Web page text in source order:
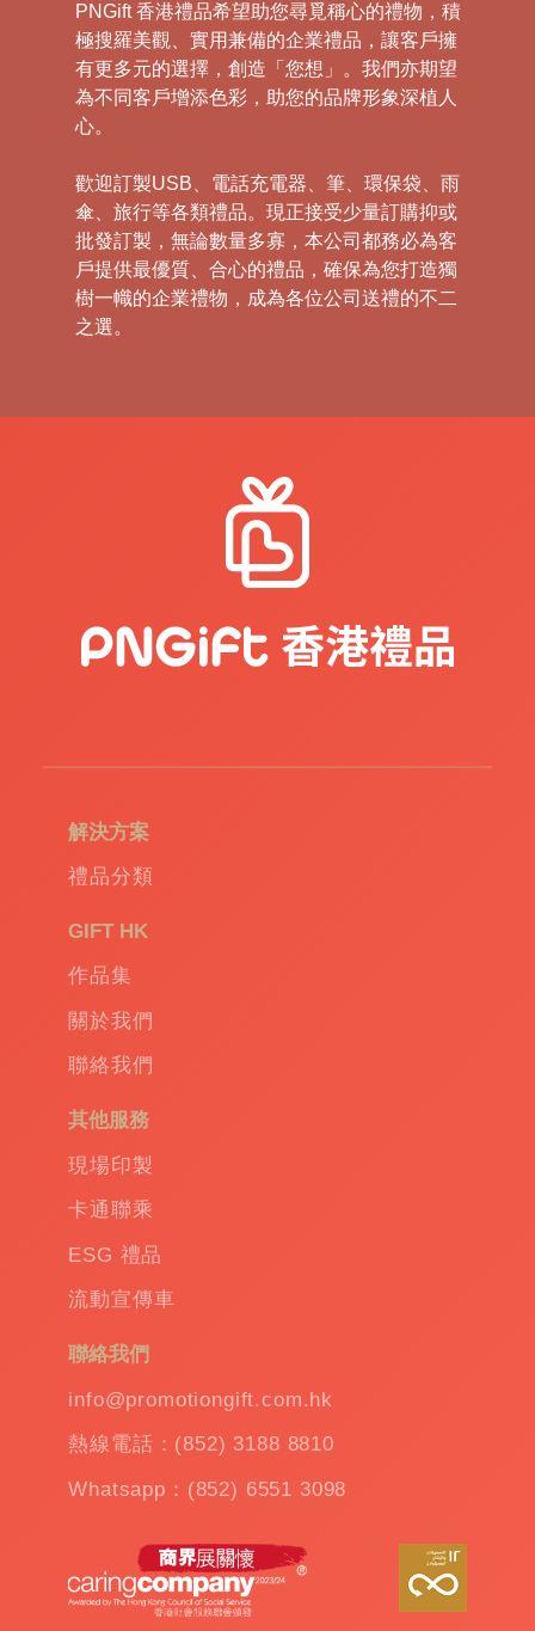
PNGift 香港禮品希望助您尋覓稱心的禮物，積
極搜羅美觀、實用兼備的企業禮品，讓客戶擁
有更多元的選擇，創造「您想」。我們亦期望
為不同客戶增添色彩，助您的品牌形象深植人
心。
歡迎訂製USB、電話充電器、筆、環保袋、雨
傘、旅行等各類禮品。現正接受少量訂購抑或
批發訂製，無論數量多寡，本公司都務必為客
戶提供最優質、合心的禮品，確保為您打造獨
樹一幟的企業禮物，成為各位公司送禮的不二
之選。
紀
造
USB |
環
保
品|
gift|
Corporate
商
禮
品|
造
保
杯|
造
雨
夾
仔
租|
解決方案
禮品分類
GIFT HK
作品集
關於我們
聯絡我們
其他服務
現場印製
卡通聯乘
ESG 禮品
流動宣傳車
聯絡我們
info@promotiongift.com.hk
熱線電話：(852) 3188 8810
Whatsapp：(852) 6551 3098